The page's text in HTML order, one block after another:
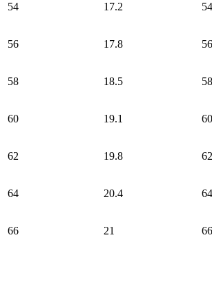
54 17.2 54
56 17.8 56
58 18.5 58
60 19.1 60
62 19.8 62
64 20.4 64
66 21 66